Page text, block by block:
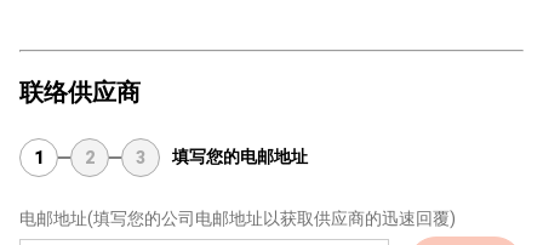
联络供应商
1 2 3 填写您的电邮地址
电邮地址(填写您的公司电邮地址以获取供应商的迅速回覆)